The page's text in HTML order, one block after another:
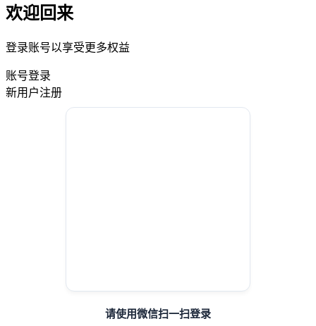
欢迎回来
登录账号以享受更多权益
账号登录
新用户注册
请使用微信扫一扫登录